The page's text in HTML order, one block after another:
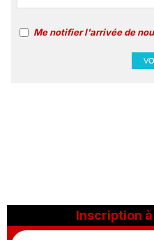
Me notifier l'arrivée de
Inscription